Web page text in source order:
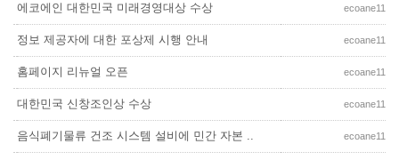
에코에인 대한민국 미래경영대상 수상 ecoane11
정보 제공자에 대한 포상제 시행 안내 ecoane11
홈페이지 리뉴얼 오픈 ecoane11
대한민국 신창조인상 수상 ecoane11
음식폐기물류 건조 시스템 설비에 민간 자본 .. ecoane11